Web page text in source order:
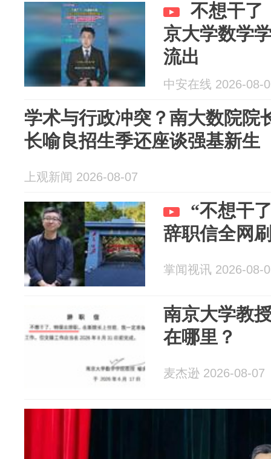
不想干了
京大学数学
流出
中安在线 2026-08-
学术与行政冲突？南大数院院
长喻良招生季还座谈强基新生
上观新闻 2026-08-07
“不想干
辞职信全网
掌闻视讯 2026-08-
南京大学教
在哪里？
麦杰逊 2026-08-07